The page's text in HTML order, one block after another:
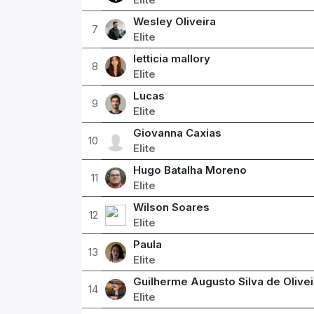
7
Wesley Oliveira
Elite
8
letticia mallory
Elite
9
Lucas
Elite
10
Giovanna Caxias
Elite
11
Hugo Batalha Moreno
Elite
12
Wilson Soares
Elite
13
Paula
Elite
14
Guilherme Augusto Silva de
Elite